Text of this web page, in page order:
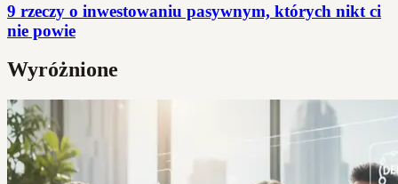
9 rzeczy o inwestowaniu pasywnym, których nikt ci
nie powie
Wyróżnione